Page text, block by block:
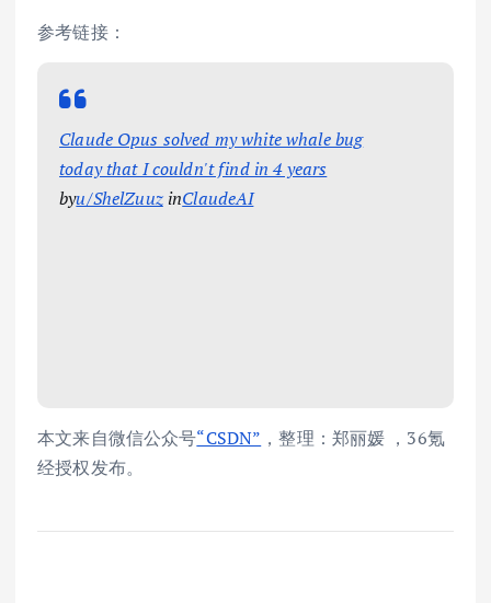
参考链接：
Claude Opus solved my white whale bug
today that I couldn't find in 4 years
byu/ShelZuuzinClaudeAI
本文来自微信公众号“CSDN” ，整理：郑丽媛 ，36氪
经授权发布。